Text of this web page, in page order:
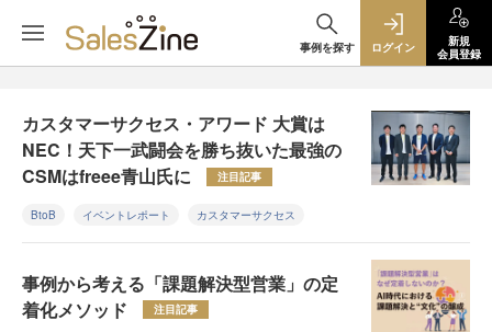
事例を探す ログイン
新規
会員登録
カスタマーサクセス・アワード 大賞は
NEC！天下一武闘会を勝ち抜いた最強の
CSMはfreee青山氏に
注目記事
BtoB イベントレポート カスタマーサクセス
事例から考える「課題解決型営業」の定
着化メソッド
注目記事